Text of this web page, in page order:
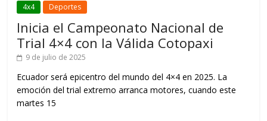
4x4 Deportes
Inicia el Campeonato Nacional de
Trial 4×4 con la Válida Cotopaxi
9 de julio de 2025
Ecuador será epicentro del mundo del 4×4 en 2025. La
emoción del trial extremo arranca motores, cuando este
martes 15